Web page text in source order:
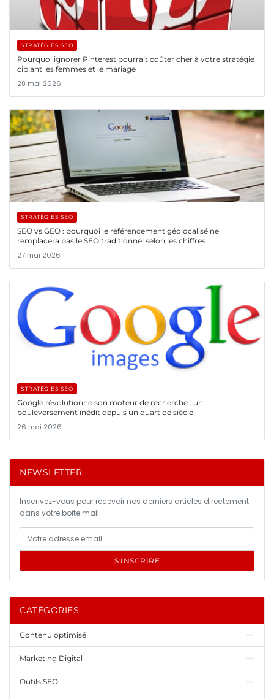
STRATÉGIES SEO
Pourquoi ignorer Pinterest pourrait coûter cher à votre stratégie
ciblant les femmes et le mariage
28 mai 2026
STRATÉGIES SEO
SEO vs GEO : pourquoi le référencement géolocalisé ne
remplacera pas le SEO traditionnel selon les chiffres
27 mai 2026
STRATÉGIES SEO
Google révolutionne son moteur de recherche : un
bouleversement inédit depuis un quart de siècle
26 mai 2026
NEWSLETTER
Inscrivez-vous pour recevoir nos derniers articles directement
dans votre boîte mail.
S'INSCRIRE
CATÉGORIES
Contenu optimisé
Marketing Digital
Outils SEO